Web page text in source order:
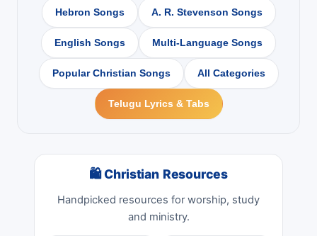
Hebron Songs A. R. Stevenson Songs
English Songs Multi-Language Songs
Popular Christian Songs All Categories
Telugu Lyrics & Tabs
🛍 Christian Resources
Handpicked resources for worship, study
and ministry.